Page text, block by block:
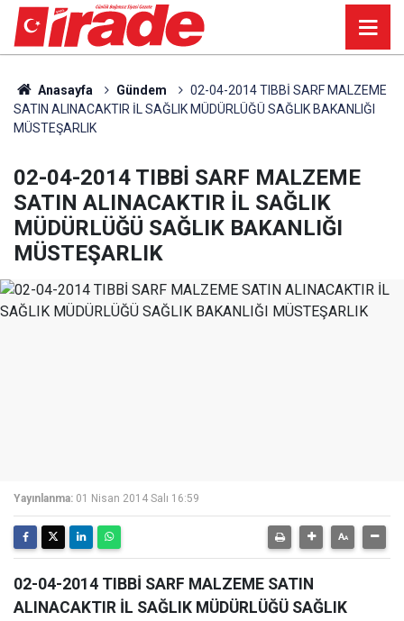
Anasayfa Gündem
02-04-2014 TIBBİ SARF MALZEME
SATIN ALINACAKTIR İL SAĞLIK MÜDÜRLÜĞÜ SAĞLIK BAKANLIĞI
MÜSTEŞARLIK
02-04-2014 TIBBİ SARF MALZEME
SATIN ALINACAKTIR İL SAĞLIK
MÜDÜRLÜĞÜ SAĞLIK BAKANLIĞI
MÜSTEŞARLIK
Yayınlanma: 01 Nisan 2014 Salı 16:59
02-04-2014 TIBBİ SARF MALZEME SATIN
ALINACAKTIR İL SAĞLIK MÜDÜRLÜĞÜ SAĞLIK